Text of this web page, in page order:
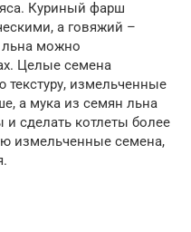
Куриный фарш
а говяжий –
можно
Целые семена
текстуру, измельченные
а мука из семян льна
сделать котлеты более
измельченные семена,